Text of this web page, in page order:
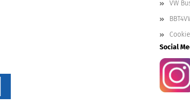
VW
Social